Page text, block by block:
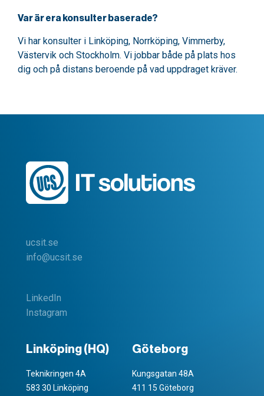
Var är era konsulter baserade?
Vi har konsulter i Linköping, Norrköping, Vimmerby,
Västervik och Stockholm. Vi jobbar både på plats hos
dig och på distans beroende på vad uppdraget kräver.
ucsit.se
info@ucsit.se
LinkedIn
Instagram
Linköping (HQ)
Teknikringen 4A
583 30 Linköping
Göteborg
Kungsgatan 48A
411 15 Göteborg